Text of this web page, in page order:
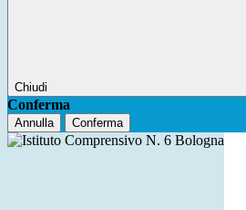
Chiudi
Conferma
Annulla Conferma